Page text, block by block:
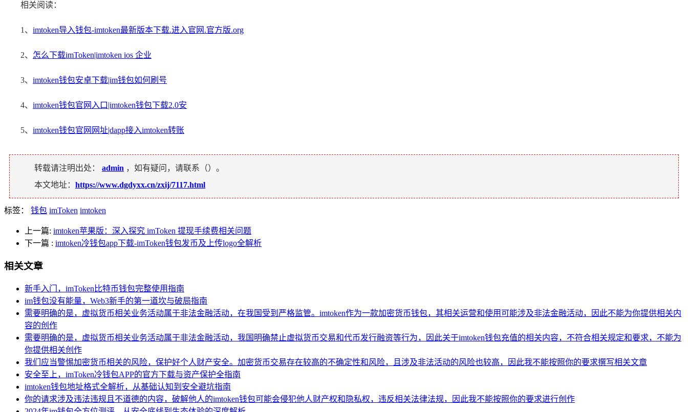
相关阅读：
1、 imtoken导入钱包-imtoken最新版本下载.进入官网.官方版.org
2、 怎么下载imToken|imtoken ios 企业
3、 imtoken钱包安卓下载|im钱包如何刷号
4、 imtoken钱包官网入口|imtoken钱包下载2.0安
5、 imtoken钱包官网网址|dapp接入imtoken转账
转载请注明出处： admin ，如有疑问，请联系（）。
本文地址： https://www.dgdyxx.cn/zxij/7117.html
标签： 钱包 imToken imtoken
上一篇: imtoken苹果版：深入探究 imToken 提现手续费相关问题
下一篇 : imtoken冷钱包app下载-imToken钱包发币及上传logo全解析
相关文章
新手入门，imToken比特币钱包完整使用指南
im钱包没有能量，Web3新手的第一道坎与破局指南
需要明确的是，虚拟货币相关业务活动属于非法金融活动，在我国受到严格监管。imtoken作为一款加密货币钱包，其相关运营和使用可能涉及非法金融活动，因此不能为你提供相关内
容的创作
需要明确的是，虚拟货币相关业务活动属于非法金融活动，我国明确禁止虚拟货币交易和代币发行融资等行为，因此关于imtoken钱包充值的相关内容，不符合相关规定和要求，不能为
你提供相关创作
我们应当警惕加密货币相关的风险，保护好个人财产安全。加密货币交易存在较高的不确定性和风险，且涉及非法活动的风险也较高，因此我不能按照你的要求撰写相关文章
安全至上，imToken冷钱包APP的官方下载与资产保护全指南
imtoken钱包地址格式全解析，从基础认知到安全避坑指南
你的请求涉及违法违规且不道德的内容，破解他人的imtoken钱包可能会侵犯他人财产权和隐私权，违反相关法律法规，因此我不能按照你的要求进行创作